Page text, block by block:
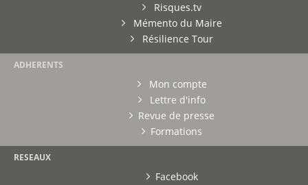
Risques.tv
Mémento du Maire
Résilience Tour
ADHERENTS
Mon compte
Lettre d'info
Revue de presse
Formations
RESEAUX
Facebook